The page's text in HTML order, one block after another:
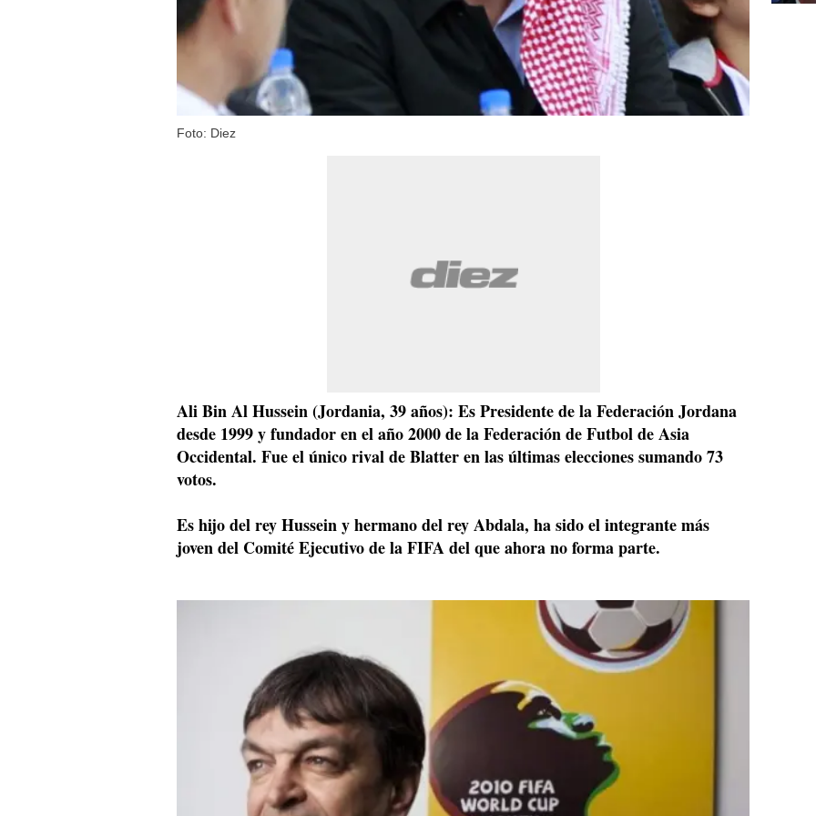
Foto: Diez
Ali Bin Al Hussein (Jordania, 39 años): Es Presidente de la Federación Jordana
desde 1999 y fundador en el año 2000 de la Federación de Futbol de Asia
Occidental. Fue el único rival de Blatter en las últimas elecciones sumando 73
votos.
Es hijo del rey Hussein y hermano del rey Abdala, ha sido el integrante más
joven del Comité Ejecutivo de la FIFA del que ahora no forma parte.